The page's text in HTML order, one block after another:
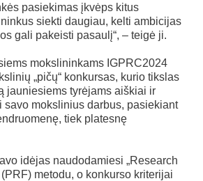
pasiekimas įkvėps kitus
siekti daugiau, kelti ambicijas
gali pakeisti pasaulį“, – teigė ji.
mokslininkams IGPRC2024
„pičų“ konkursas, kurio tikslas
jauniesiems tyrėjams aiškiai ir
savo mokslinius darbus, pasiekiant
tiek platesnę
idėjas naudodamiesi „Research
metodu, o konkurso kriterijai